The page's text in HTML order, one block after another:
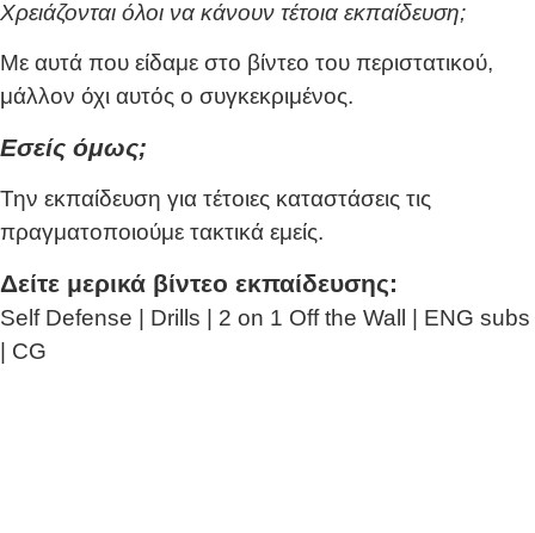
Χρειάζονται όλοι να κάνουν τέτοια εκπαίδευση;
Με αυτά που είδαμε στο βίντεο του περιστατικού,
μάλλον όχι αυτός ο συγκεκριμένος.
Εσείς όμως;
Την εκπαίδευση για τέτοιες καταστάσεις τις
πραγματοποιούμε τακτικά εμείς.
Δείτε μερικά βίντεο εκπαίδευσης:
Self Defense | Drills | 2 on 1 Off the Wall | ENG subs
| CG